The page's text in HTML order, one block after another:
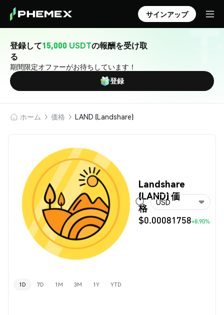
サインアップ
登録して15,000 USDTの報酬を受け取
る
期間限定オファーがお待ちしています！
登録
ホーム 価格 LAND (Landshare)
Landshare
(LAND) 価
格
$0.00081758+8.90%
USD
1D 7D 1M 3M 1Y YTD